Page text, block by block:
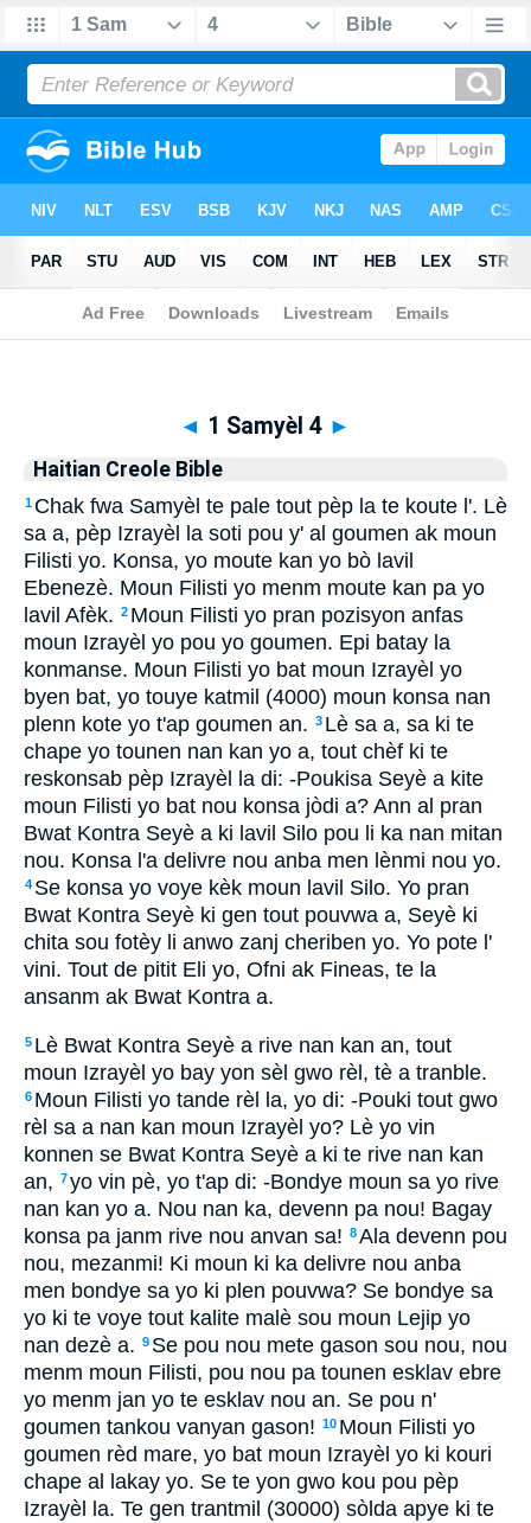
Biblia>Haitian Creole Bible > 1 Samyèl 4
◄ 1 Samyèl 4 ►
Haitian Creole Bible
1 Chak fwa Samyèl te pale tout pèp la te koute l'. Lè
sa a, pèp Izrayèl la soti pou y' al goumen ak moun
Filisti yo. Konsa, yo moute kan yo bò lavil
Ebenezè. Moun Filisti yo menm moute kan pa yo
lavil Afèk. 2 Moun Filisti yo pran pozisyon anfas
moun Izrayèl yo pou yo goumen. Epi batay la
konmanse. Moun Filisti yo bat moun Izrayèl yo
byen bat, yo touye katmil (4000) moun konsa nan
plenn kote yo t'ap goumen an. 3 Lè sa a, sa ki te
chape yo tounen nan kan yo a, tout chèf ki te
reskonsab pèp Izrayèl la di: -Poukisa Seyè a kite
moun Filisti yo bat nou konsa jòdi a? Ann al pran
Bwat Kontra Seyè a ki lavil Silo pou li ka nan mitan
nou. Konsa l'a delivre nou anba men lènmi nou yo.
4 Se konsa yo voye kèk moun lavil Silo. Yo pran
Bwat Kontra Seyè ki gen tout pouvwa a, Seyè ki
chita sou fotèy li anwo zanj cheriben yo. Yo pote l'
vini. Tout de pitit Eli yo, Ofni ak Fineas, te la
ansanm ak Bwat Kontra a.
5 Lè Bwat Kontra Seyè a rive nan kan an, tout
moun Izrayèl yo bay yon sèl gwo rèl, tè a tranble.
6 Moun Filisti yo tande rèl la, yo di: -Pouki tout gwo
rèl sa a nan kan moun Izrayèl yo? Lè yo vin
konnen se Bwat Kontra Seyè a ki te rive nan kan
an, 7yo vin pè, yo t'ap di: -Bondye moun sa yo rive
nan kan yo a. Nou nan ka, devenn pa nou! Bagay
konsa pa janm rive nou anvan sa! 8Ala devenn pou
nou, mezanmi! Ki moun ki ka delivre nou anba
men bondye sa yo ki plen pouvwa? Se bondye sa
yo ki te voye tout kalite malè sou moun Lejip yo
nan dezè a. 9 Se pou nou mete gason sou nou, nou
menm moun Filisti, pou nou pa tounen esklav ebre
yo menm jan yo te esklav nou an. Se pou n'
goumen tankou vanyan gason! 10 Moun Filisti yo
goumen rèd mare, yo bat moun Izrayèl yo ki kouri
chape al lakay yo. Se te yon gwo kou pou pèp
Izrayèl la. Te gen trantmil (30000) sòlda apye ki te